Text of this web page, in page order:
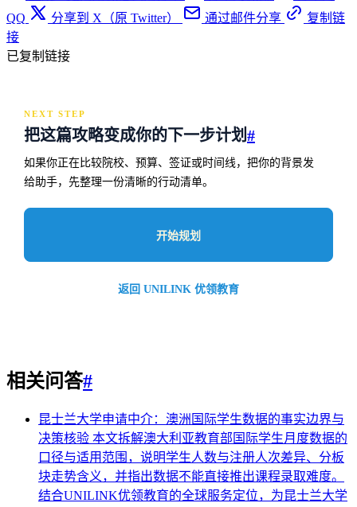
QQ
分享到 X（原 Twitter） 通过邮件分享
复制链
接
已复制链接
NEXT STEP
把这篇攻略变成你的下一步计划#
如果你正在比较院校、预算、签证或时间线，把你的背景发
给助手，先整理一份清晰的行动清单。
开始规划
返回 UNILINK 优领教育
相关问答#
昆士兰大学申请中介：澳洲国际学生数据的事实边界与
决策核验 本文拆解澳大利亚教育部国际学生月度数据的
口径与适用范围，说明学生人数与注册人次差异、分板
块走势含义，并指出数据不能直接推出课程录取难度。
结合UNILINK优领教育的全球服务定位，为昆士兰大学